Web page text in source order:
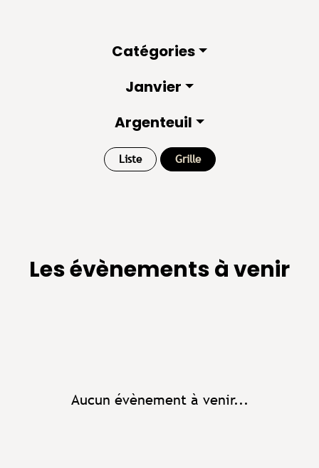
Catégories
Janvier
Argenteuil
Liste Grille
Les évènements à venir
Aucun évènement à venir...